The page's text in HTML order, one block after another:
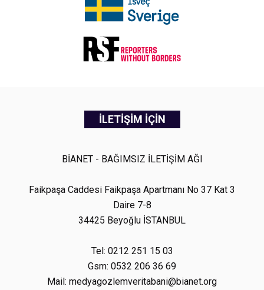
İLETİŞİM İÇİN
BİANET - BAĞIMSIZ İLETİŞİM AĞI
Faikpaşa Caddesi Faikpaşa Apartmanı No 37 Kat 3
Daire 7-8
34425 Beyoğlu İSTANBUL
Tel: 0212 251 15 03
Gsm: 0532 206 36 69
Mail: medyagozlemveritabani@bianet.org